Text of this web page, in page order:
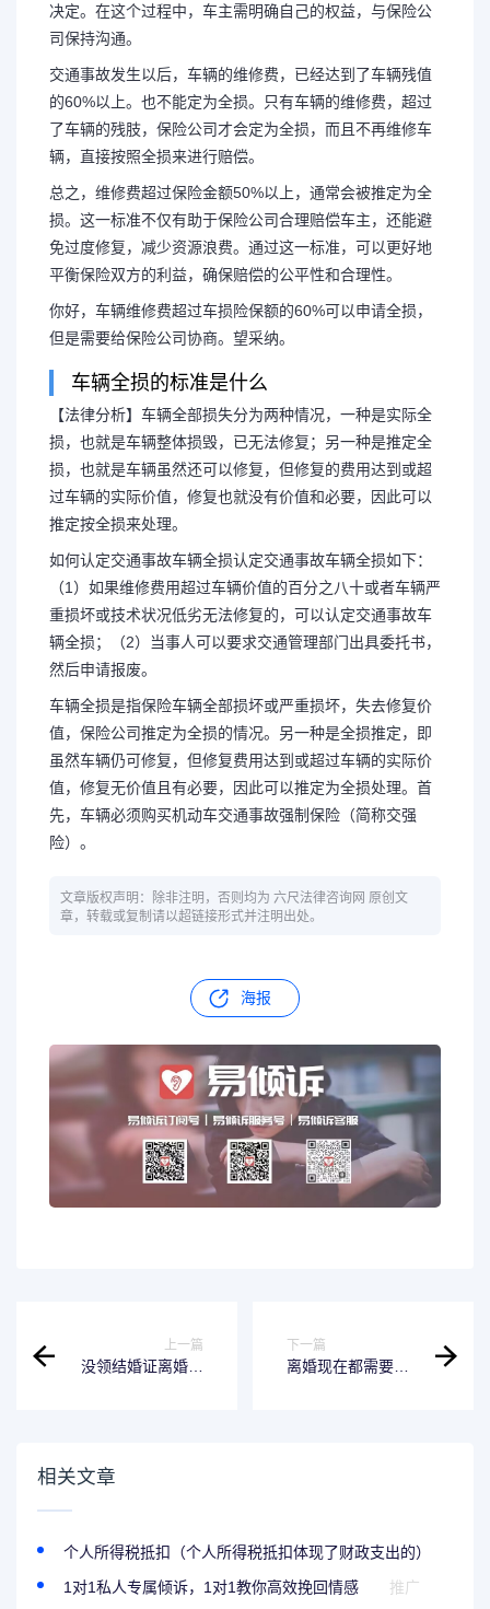
决定。在这个过程中，车主需明确自己的权益，与保险公
司保持沟通。
交通事故发生以后，车辆的维修费，已经达到了车辆残值
的60%以上。也不能定为全损。只有车辆的维修费，超过
了车辆的残肢，保险公司才会定为全损，而且不再维修车
辆，直接按照全损来进行赔偿。
总之，维修费超过保险金额50%以上，通常会被推定为全
损。这一标准不仅有助于保险公司合理赔偿车主，还能避
免过度修复，减少资源浪费。通过这一标准，可以更好地
平衡保险双方的利益，确保赔偿的公平性和合理性。
你好，车辆维修费超过车损险保额的60%可以申请全损，
但是需要给保险公司协商。望采纳。
车辆全损的标准是什么
【法律分析】车辆全部损失分为两种情况，一种是实际全
损，也就是车辆整体损毁，已无法修复；另一种是推定全
损，也就是车辆虽然还可以修复，但修复的费用达到或超
过车辆的实际价值，修复也就没有价值和必要，因此可以
推定按全损来处理。
如何认定交通事故车辆全损认定交通事故车辆全损如下：
（1）如果维修费用超过车辆价值的百分之八十或者车辆严
重损坏或技术状况低劣无法修复的，可以认定交通事故车
辆全损；（2）当事人可以要求交通管理部门出具委托书，
然后申请报废。
车辆全损是指保险车辆全部损坏或严重损坏，失去修复价
值，保险公司推定为全损的情况。另一种是全损推定，即
虽然车辆仍可修复，但修复费用达到或超过车辆的实际价
值，修复无价值且有必要，因此可以推定为全损处理。首
先，车辆必须购买机动车交通事故强制保险（简称交强
险）。
文章版权声明：除非注明，否则均为 六尺法律咨询网 原创文
章，转载或复制请以超链接形式并注明出处。
海报
上一篇
没领结婚证离婚三
下一篇
离婚现在都需要什
相关文章
个人所得税抵扣（个人所得税抵扣体现了财政支出的）
1对1私人专属倾诉，1对1教你高效挽回情感
推广